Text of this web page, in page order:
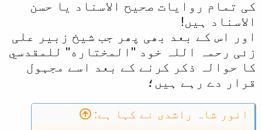
کی تمام روایات صحیح الاسناد یا حسن
الاسناد ہیں!
اور اس کے بعد بھی پھر جب شیخ زبیر علی
زئی رحمہ اللہ خود ''المختاره'' للمقدسي
کا حوالہ ذکر کرنے کے بعد اسے مجہول
قرار دے رہے ہیں؛
انور شاہ راشدی نے کہا ہے: